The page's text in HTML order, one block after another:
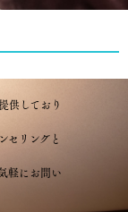
供しており
セリングと
軽にお問い